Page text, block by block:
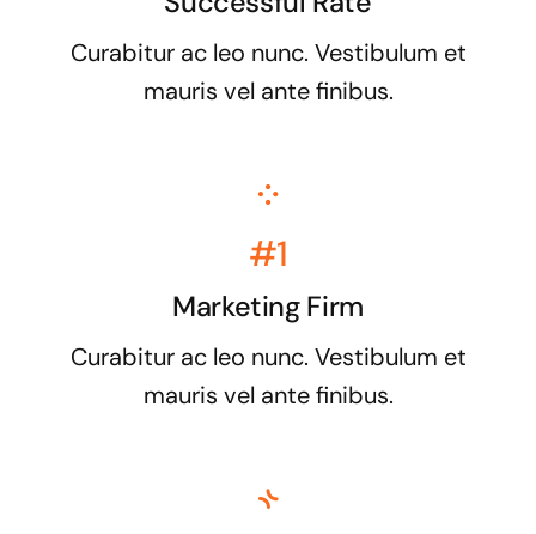
Curabitur ac leo nunc. Vestibulum et
mauris vel ante finibus.
#1
Marketing Firm
Curabitur ac leo nunc. Vestibulum et
mauris vel ante finibus.